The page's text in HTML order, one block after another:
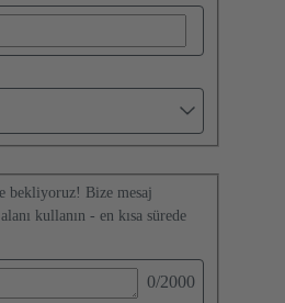
bekliyoruz! Bize mesaj
kullanın - en kısa sürede
0/2000